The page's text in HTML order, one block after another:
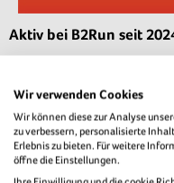
Aktiv bei B2Run seit
Manfred plant bei
Firmenlaufevents in
Stuttgart. Falls du
B2Run-Standorten hast,
Wir verwenden Cookies
Wir können diese zur Analyse
zu verbessern, personalisierte
Erlebnis zu bieten. Für weitere
öffne die Einstellungen.